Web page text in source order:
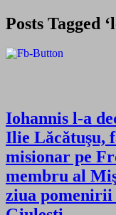
Posts Tagged
Iohannis l-a
Ilie Lăcătuşu,
misionar pe
membru al
ziua